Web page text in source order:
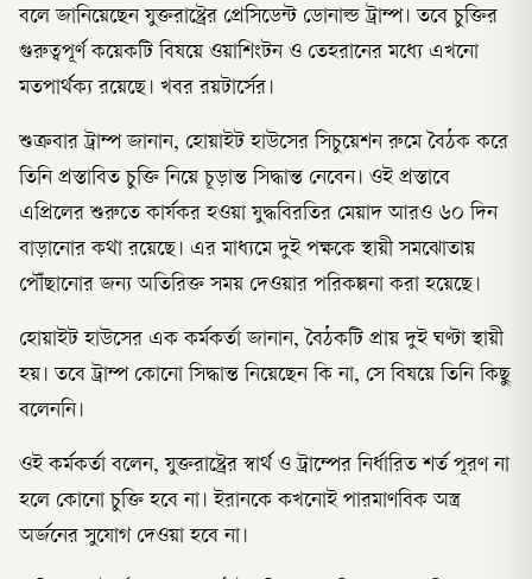
বলে জানিয়েছেন যুক্তরাষ্ট্রের প্রেসিডেন্ট ডোনাল্ড ট্রাম্প। তবে চুক্তির
গুরুত্বপূর্ণ কয়েকটি বিষয়ে ওয়াশিংটন ও তেহরানের মধ্যে এখনো
মতপার্থক্য রয়েছে। খবর রয়টার্সের।
শুক্রবার ট্রাম্প জানান, হোয়াইট হাউসের সিচুয়েশন রুমে বৈঠক করে
তিনি প্রস্তাবিত চুক্তি নিয়ে চূড়ান্ত সিদ্ধান্ত নেবেন। ওই প্রস্তাবে
এপ্রিলের শুরুতে কার্যকর হওয়া যুদ্ধবিরতির মেয়াদ আরও ৬০ দিন
বাড়ানোর কথা রয়েছে। এর মাধ্যমে দুই পক্ষকে স্থায়ী সমঝোতায়
পৌঁছানোর জন্য অতিরিক্ত সময় দেওয়ার পরিকল্পনা করা হয়েছে।
হোয়াইট হাউসের এক কর্মকর্তা জানান, বৈঠকটি প্রায় দুই ঘণ্টা স্থায়ী
হয়। তবে ট্রাম্প কোনো সিদ্ধান্ত নিয়েছেন কি না, সে বিষয়ে তিনি কিছু
বলেননি।
ওই কর্মকর্তা বলেন, যুক্তরাষ্ট্রের স্বার্থ ও ট্রাম্পের নির্ধারিত শর্ত পূরণ না
হলে কোনো চুক্তি হবে না। ইরানকে কখনোই পারমাণবিক অস্ত্র
অর্জনের সুযোগ দেওয়া হবে না।